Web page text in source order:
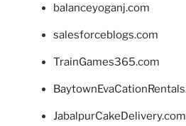
balanceyoganj.com
salesforceblogs.com
TrainGames365.com
JabalpurCakeDelivery.com